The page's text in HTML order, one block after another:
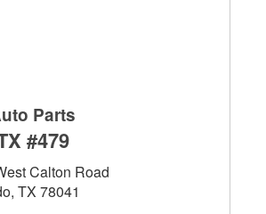
Parts
#479
Calton Road
TX 78041